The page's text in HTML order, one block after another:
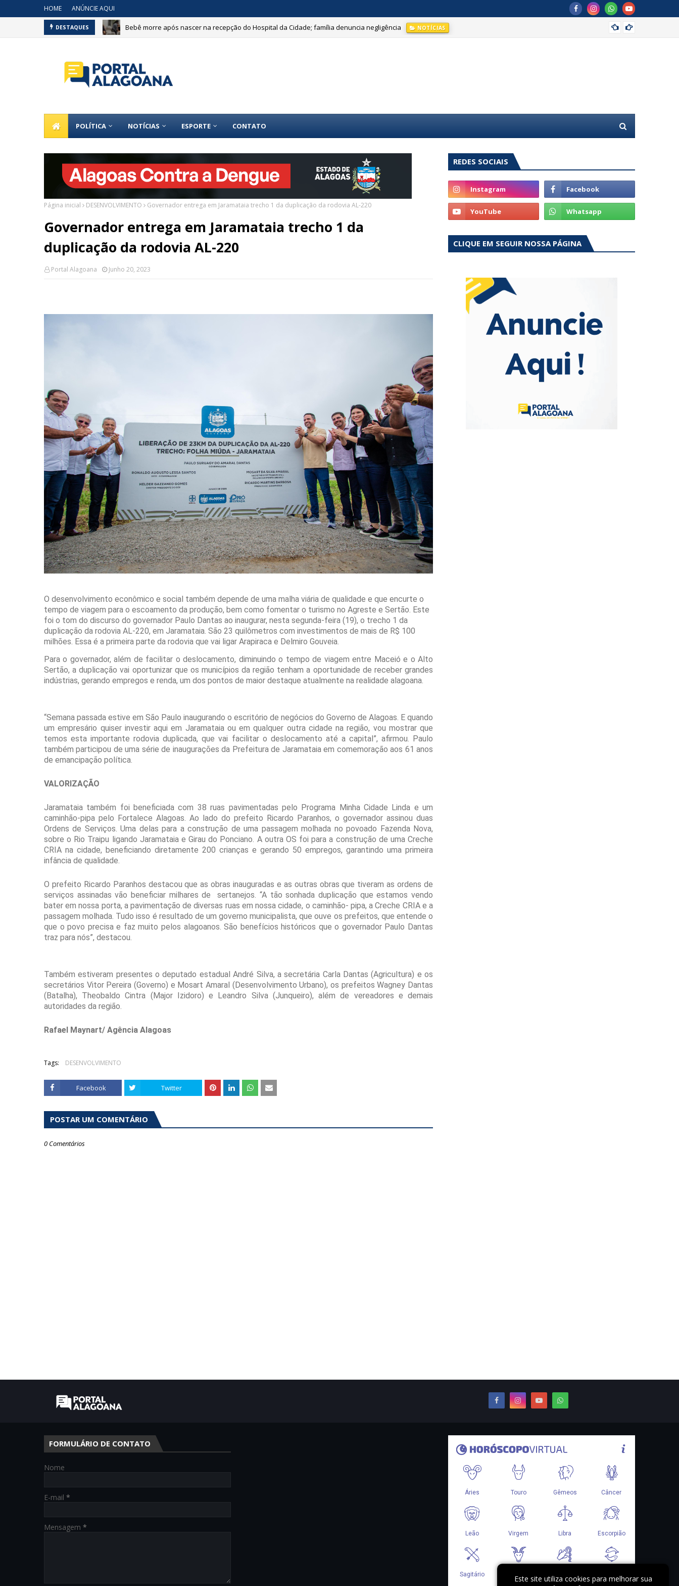
HOME ANÚNCIE AQUI
DESTAQUES MDB oficializa candidaturas em convenção estadual nesta quarta POLÍTICA
POLÍTICA NOTÍCIAS ESPORTE CONTATO
Página inicial DESENVOLVIMENTO Governador entrega em Jaramataia trecho 1 da duplicação da rodovia AL-220
Governador entrega em Jaramataia trecho 1 da
duplicação da rodovia AL-220
Portal Alagoana Junho 20, 2023
O desenvolvimento econômico e social também depende de uma malha viária de qualidade e que encurte o
tempo de viagem para o escoamento da produção, bem como fomentar o turismo no Agreste e Sertão. Este
foi o tom do discurso do governador Paulo Dantas ao inaugurar, nesta segunda-feira (19), o trecho 1 da
duplicação da rodovia AL-220, em Jaramataia. São 23 quilômetros com investimentos de mais de R$ 100
milhões. Essa é a primeira parte da rodovia que vai ligar Arapiraca e Delmiro Gouveia.
Para o governador, além de facilitar o deslocamento, diminuindo o tempo de viagem entre Maceió e o Alto
Sertão, a duplicação vai oportunizar que os municípios da região tenham a oportunidade de receber grandes
indústrias, gerando empregos e renda, um dos pontos de maior destaque atualmente na realidade alagoana.
“Semana passada estive em São Paulo inaugurando o escritório de negócios do Governo de Alagoas. E quando
um empresário quiser investir aqui em Jaramataia ou em qualquer outra cidade na região, vou mostrar que
temos esta importante rodovia duplicada, que vai facilitar o deslocamento até a capital”, afirmou. Paulo
também participou de uma série de inaugurações da Prefeitura de Jaramataia em comemoração aos 61 anos
de emancipação política.
VALORIZAÇÃO
Jaramataia também foi beneficiada com 38 ruas pavimentadas pelo Programa Minha Cidade Linda e um
caminhão-pipa pelo Fortalece Alagoas. Ao lado do prefeito Ricardo Paranhos, o governador assinou duas
Ordens de Serviços. Uma delas para a construção de uma passagem molhada no povoado Fazenda Nova,
sobre o Rio Traipu ligando Jaramataia e Girau do Ponciano. A outra OS foi para a construção de uma Creche
CRIA na cidade, beneficiando diretamente 200 crianças e gerando 50 empregos, garantindo uma primeira
infância de qualidade.
O prefeito Ricardo Paranhos destacou que as obras inauguradas e as outras obras que tiveram as ordens de
serviços assinadas vão beneficiar milhares de sertanejos. “A tão sonhada duplicação que estamos vendo
bater em nossa porta, a pavimentação de diversas ruas em nossa cidade, o caminhão- pipa, a Creche CRIA e a
passagem molhada. Tudo isso é resultado de um governo municipalista, que ouve os prefeitos, que entende o
que o povo precisa e faz muito pelos alagoanos. São benefícios históricos que o governador Paulo Dantas
traz para nós”, destacou.
Também estiveram presentes o deputado estadual André Silva, a secretária Carla Dantas (Agricultura) e os
secretários Vitor Pereira (Governo) e Mosart Amaral (Desenvolvimento Urbano), os prefeitos Wagney Dantas
(Batalha), Theobaldo Cintra (Major Izidoro) e Leandro Silva (Junqueiro), além de vereadores e demais
autoridades da região.
Rafael Maynart/ Agência Alagoas
Tags: DESENVOLVIMENTO
Facebook Twitter
POSTAR UM COMENTÁRIO
0 Comentários
REDES SOCIAIS
CLIQUE EM SEGUIR NOSSA PÁGINA
FORMULÁRIO DE CONTATO
Nome
E-mail *
Mensagem *
Este site utiliza cookies para melhorar sua